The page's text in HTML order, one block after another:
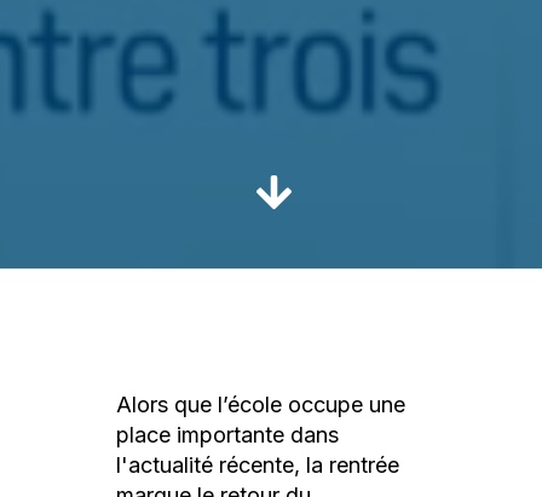
Alors que l’école occupe une
place importante dans
l'actualité récente, la rentrée